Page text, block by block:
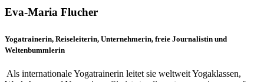
Eva-Maria Flucher
Yogatrainerin, Reiseleiterin, Unternehmerin, freie Journalistin und
Weltenbummlerin
Als internationale Yogatrainerin leitet sie weltweit Yogaklassen,